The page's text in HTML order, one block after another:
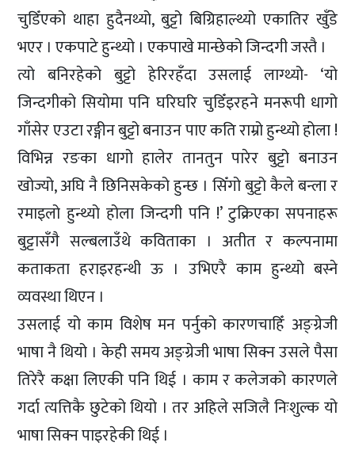
चुडिँएको थाहा हुदैनथ्यो, बुट्टो बिग्रिहाल्थ्यो एकातिर खुँडे
भएर । एकपाटे हुन्थ्यो । एकपाखे मान्छेको जिन्दगी जस्तै ।
त्यो बनिरहेको बुट्टो हेरिरहँदा उसलाई लाग्थ्यो- ‘यो
जिन्दगीको सियोमा पनि घरिघरि चुडिँइरहने मनरूपी धागो
गाँसेर एउटा रङ्गीन बुट्टो बनाउन पाए कति राम्रो हुन्थ्यो होला !
विभिन्न रङका धागो हालेर तानतुन पारेर बुट्टो बनाउन
खोज्यो, अघि नै छिनिसकेको हुन्छ । सिँगो बुट्टो कैले बन्ला र
रमाइलो हुन्थ्यो होला जिन्दगी पनि !’ टुक्रिएका सपनाहरू
बुट्टासँगै सल्बलाउँथे कविताका । अतीत र कल्पनामा
कताकता हराइरहन्थी ऊ । उभिएरै काम हुन्थ्यो बस्ने
व्यवस्था थिएन ।
उसलाई यो काम विशेष मन पर्नुको कारणचाहिँ अङ्ग्रेजी
भाषा नै थियो । केही समय अङ्ग्रेजी भाषा सिक्न उसले पैसा
तिरेरै कक्षा लिएकी पनि थिई । काम र कलेजको कारणले
गर्दा त्यत्तिकै छुटेको थियो । तर अहिले सजिलै निःशुल्क यो
भाषा सिक्न पाइरहेकी थिई ।